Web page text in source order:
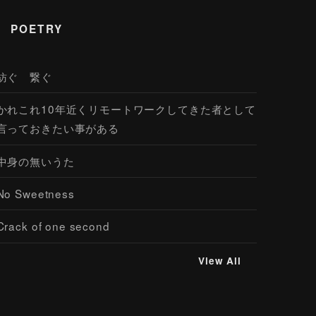
POETRY
ぐ 繋ぐ
れこれ10年近くリモートワークしてきた者として
っておきたい事がある
身の無いうた
Sweetness
of one second
View All